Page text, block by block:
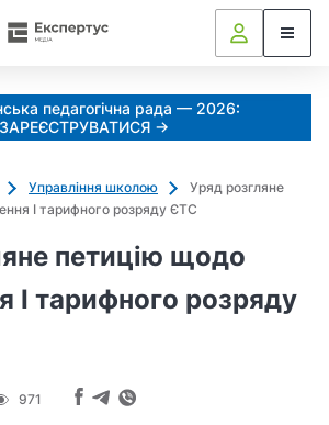
педагогічна рада — 2026:
ЗАРЕЄСТРУВАТИСЯ →
Управління школою
Уряд розгляне
І тарифного розряду ЄТС
петицію щодо
І тарифного розряду
971